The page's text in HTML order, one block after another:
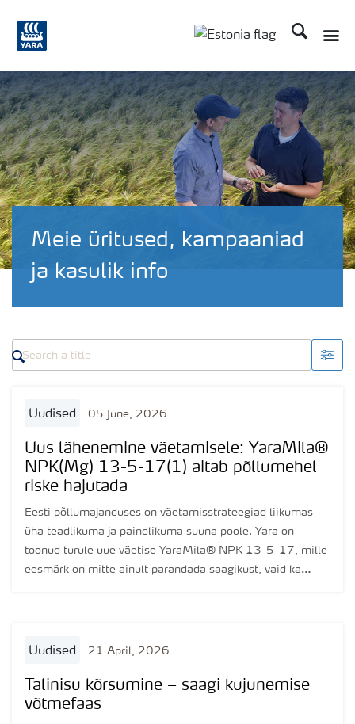
Otsi
Meie üritused, kampaaniad
ja kasulik info
uudised 05 June, 2026
Uus lähenemine väetamisele: YaraMila®
NPK(Mg) 13-5-17(1) aitab põllumehel
riske hajutada
Eesti põllumajanduses on väetamisstrateegiad liikumas
üha teadlikuma ja paindlikuma suuna poole. Yara on
toonud turule uue väetise YaraMila® NPK 13-5-17, mille
eesmärk on mitte ainult parandada saagikust, vaid ka
uudised 21 April, 2026
Talinisu kõrsumine – saagi kujunemise
võtmefaas